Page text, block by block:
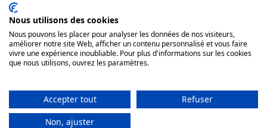
Growth Hacker Freelance
Adélaïde
Desnoë
Nous utilisons des cookies
Nous pouvons les placer pour analyser les données de nos visiteurs,
améliorer notre site Web, afficher un contenu personnalisé et vous faire
vivre une expérience inoubliable. Pour plus d'informations sur les cookies
que nous utilisons, ouvrez les paramètres.
Accepter tout
Refuser
Non, ajuster